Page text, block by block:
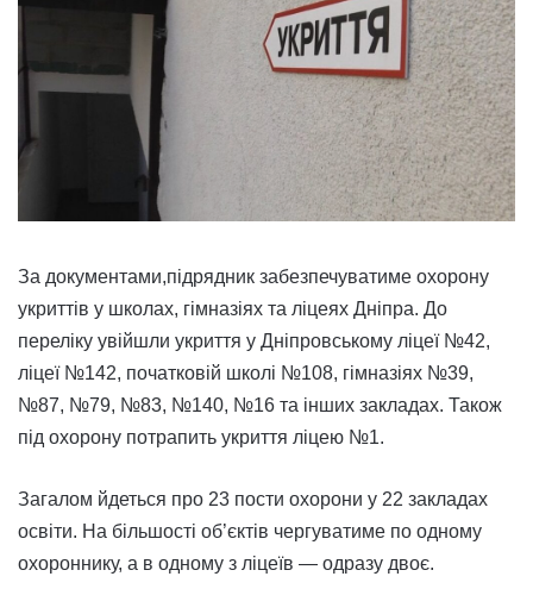
За документами,підрядник забезпечуватиме охорону
укриттів у школах, гімназіях та ліцеях Дніпра. До
переліку увійшли укриття у Дніпровському ліцеї №42,
ліцеї №142, початковій школі №108, гімназіях №39,
№87, №79, №83, №140, №16 та інших закладах. Також
під охорону потрапить укриття ліцею №1.
Загалом йдеться про 23 пости охорони у 22 закладах
освіти. На більшості об’єктів чергуватиме по одному
охороннику, а в одному з ліцеїв — одразу двоє.